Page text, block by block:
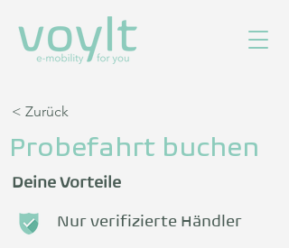
< Zurück
Probefahrt buchen
Deine Vorteile
Nur verifizierte Händler